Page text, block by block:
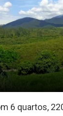
6 quartos,